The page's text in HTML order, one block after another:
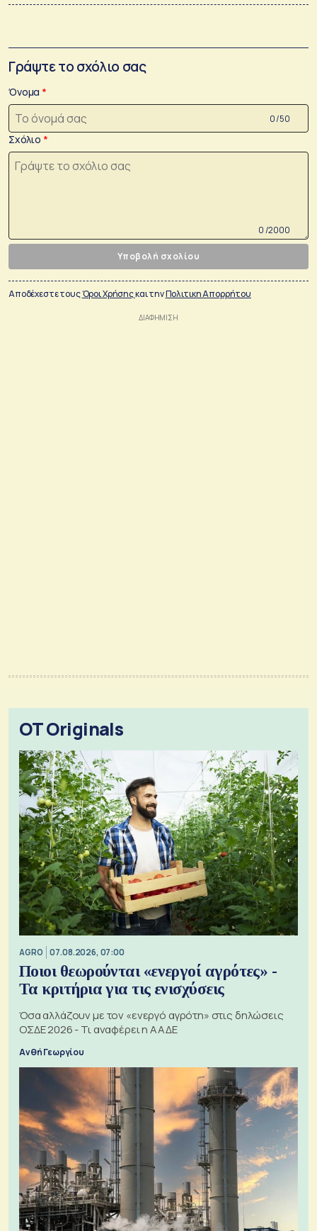
Γράψτε το σχόλιο σας
Όνομα
0 /50
Σχόλιο
0 /2000
Υποβολή σχολίου
Αποδέχεστε τουςΌροι Χρήσηςκαι τηνΠολιτικη Απορρήτου
OT Originals
AGRO 07.08.2026, 07:00
Ποιοι θεωρούνται «ενεργοί αγρότες» -
Τα κριτήρια για τις ενισχύσεις
Όσα αλλάζουν με τον «ενεργό αγρότη» στις δηλώσεις
ΟΣΔΕ 2026 - Τι αναφέρει η ΑΑΔΕ
Ανθή Γεωργίου